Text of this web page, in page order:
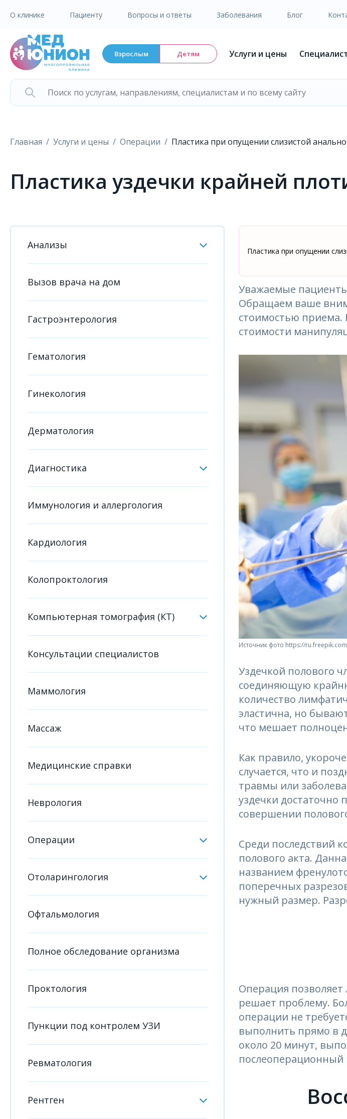
О клинике Пациенту Вопросы и ответы Заболевания Блог
Взрослым Детям Услуги и цены
Главная Услуги и цены Операции Пластика при опущении слизистой
Пластика уздечки крайней
Анализы
Вызов врача на дом
Гастроэнтерология
Гематология
Гинекология
Дерматология
Диагностика
Иммунология и аллергология
Кардиология
Колопроктология
Компьютерная томография (КТ)
Консультации специалистов
Маммология
Массаж
Медицинские справки
Неврология
Операции
Отоларингология
Офтальмология
Полное обследование организма
Проктология
Пункции под контролем УЗИ
Ревматология
Рентген
Пластика при опущении
Уважаемые
Обращаем ваше
стоимостью приема.
стоимости
Источник фото https://
Уздечкой полового
соединяющую
количество
эластична, но
что мешает
Как правило,
случается, что и
травмы или
уздечки достаточно
совершении
Среди последствий
полового акта.
названием
поперечных
нужный размер.
Операция позволяет
решает проблему.
операции не
выполнить прямо в
около 20 минут,
послеоперационный